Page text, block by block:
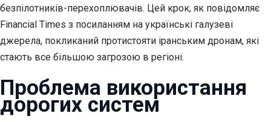
безпілотників-перехоплювачів. Цей крок, як повідомляє
Financial Times з посиланням на українські галузеві
джерела, покликаний протистояти іранським дронам, які
стають все більшою загрозою в регіоні.
Проблема використання
дорогих систем